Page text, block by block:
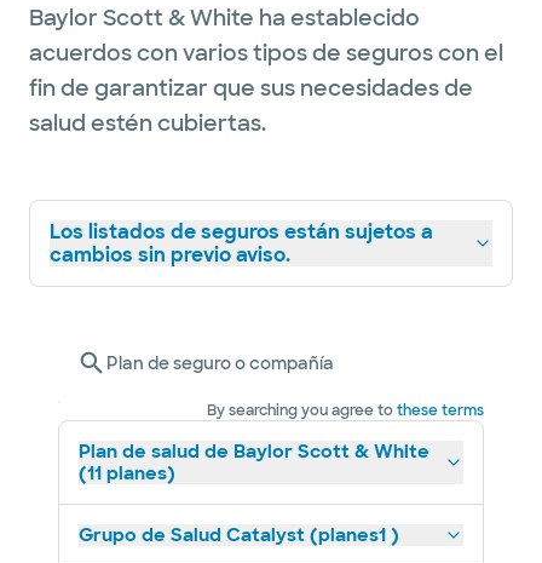
Baylor Scott & White ha establecido
acuerdos con varios tipos de seguros con el
fin de garantizar que sus necesidades de
salud estén cubiertas.
Los listados de seguros están sujetos a
cambios sin previo aviso.
Plan de seguro o compañía
By searching you agree tothese terms
Plan de salud de Baylor Scott & White
(11 planes)
Grupo de Salud Catalyst (planes1 )